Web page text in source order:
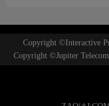
Copyright ©Interactive
Copyright ©Jupiter